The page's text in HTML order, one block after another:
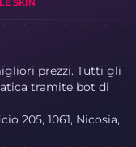
SKIN
prezzi. Tutti gli
tramite bot di
205, 1061, Nicosia,